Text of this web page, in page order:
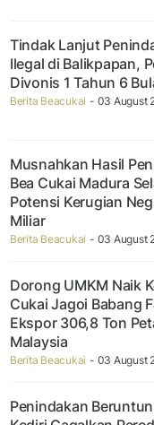
Tindak Lanjut
Ilegal di Balikpapan,
Divonis 1 Tahun 6
Berita Beacukai - 03 August
Musnahkan Hasil
Bea Cukai Madura
Potensi Kerugian
Miliar
Berita Beacukai - 03 August
Dorong UMKM Naik
Cukai Jagoi Babang
Ekspor 306,8 Ton
Malaysia
Berita Beacukai - 03 August
Penindakan